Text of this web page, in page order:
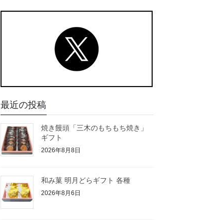
最近の投稿
焼き饅頭「三木のもちもち焼き」
ギフト
2026年8月8日
和み菓 明月どらギフト 各種
2026年8月6日